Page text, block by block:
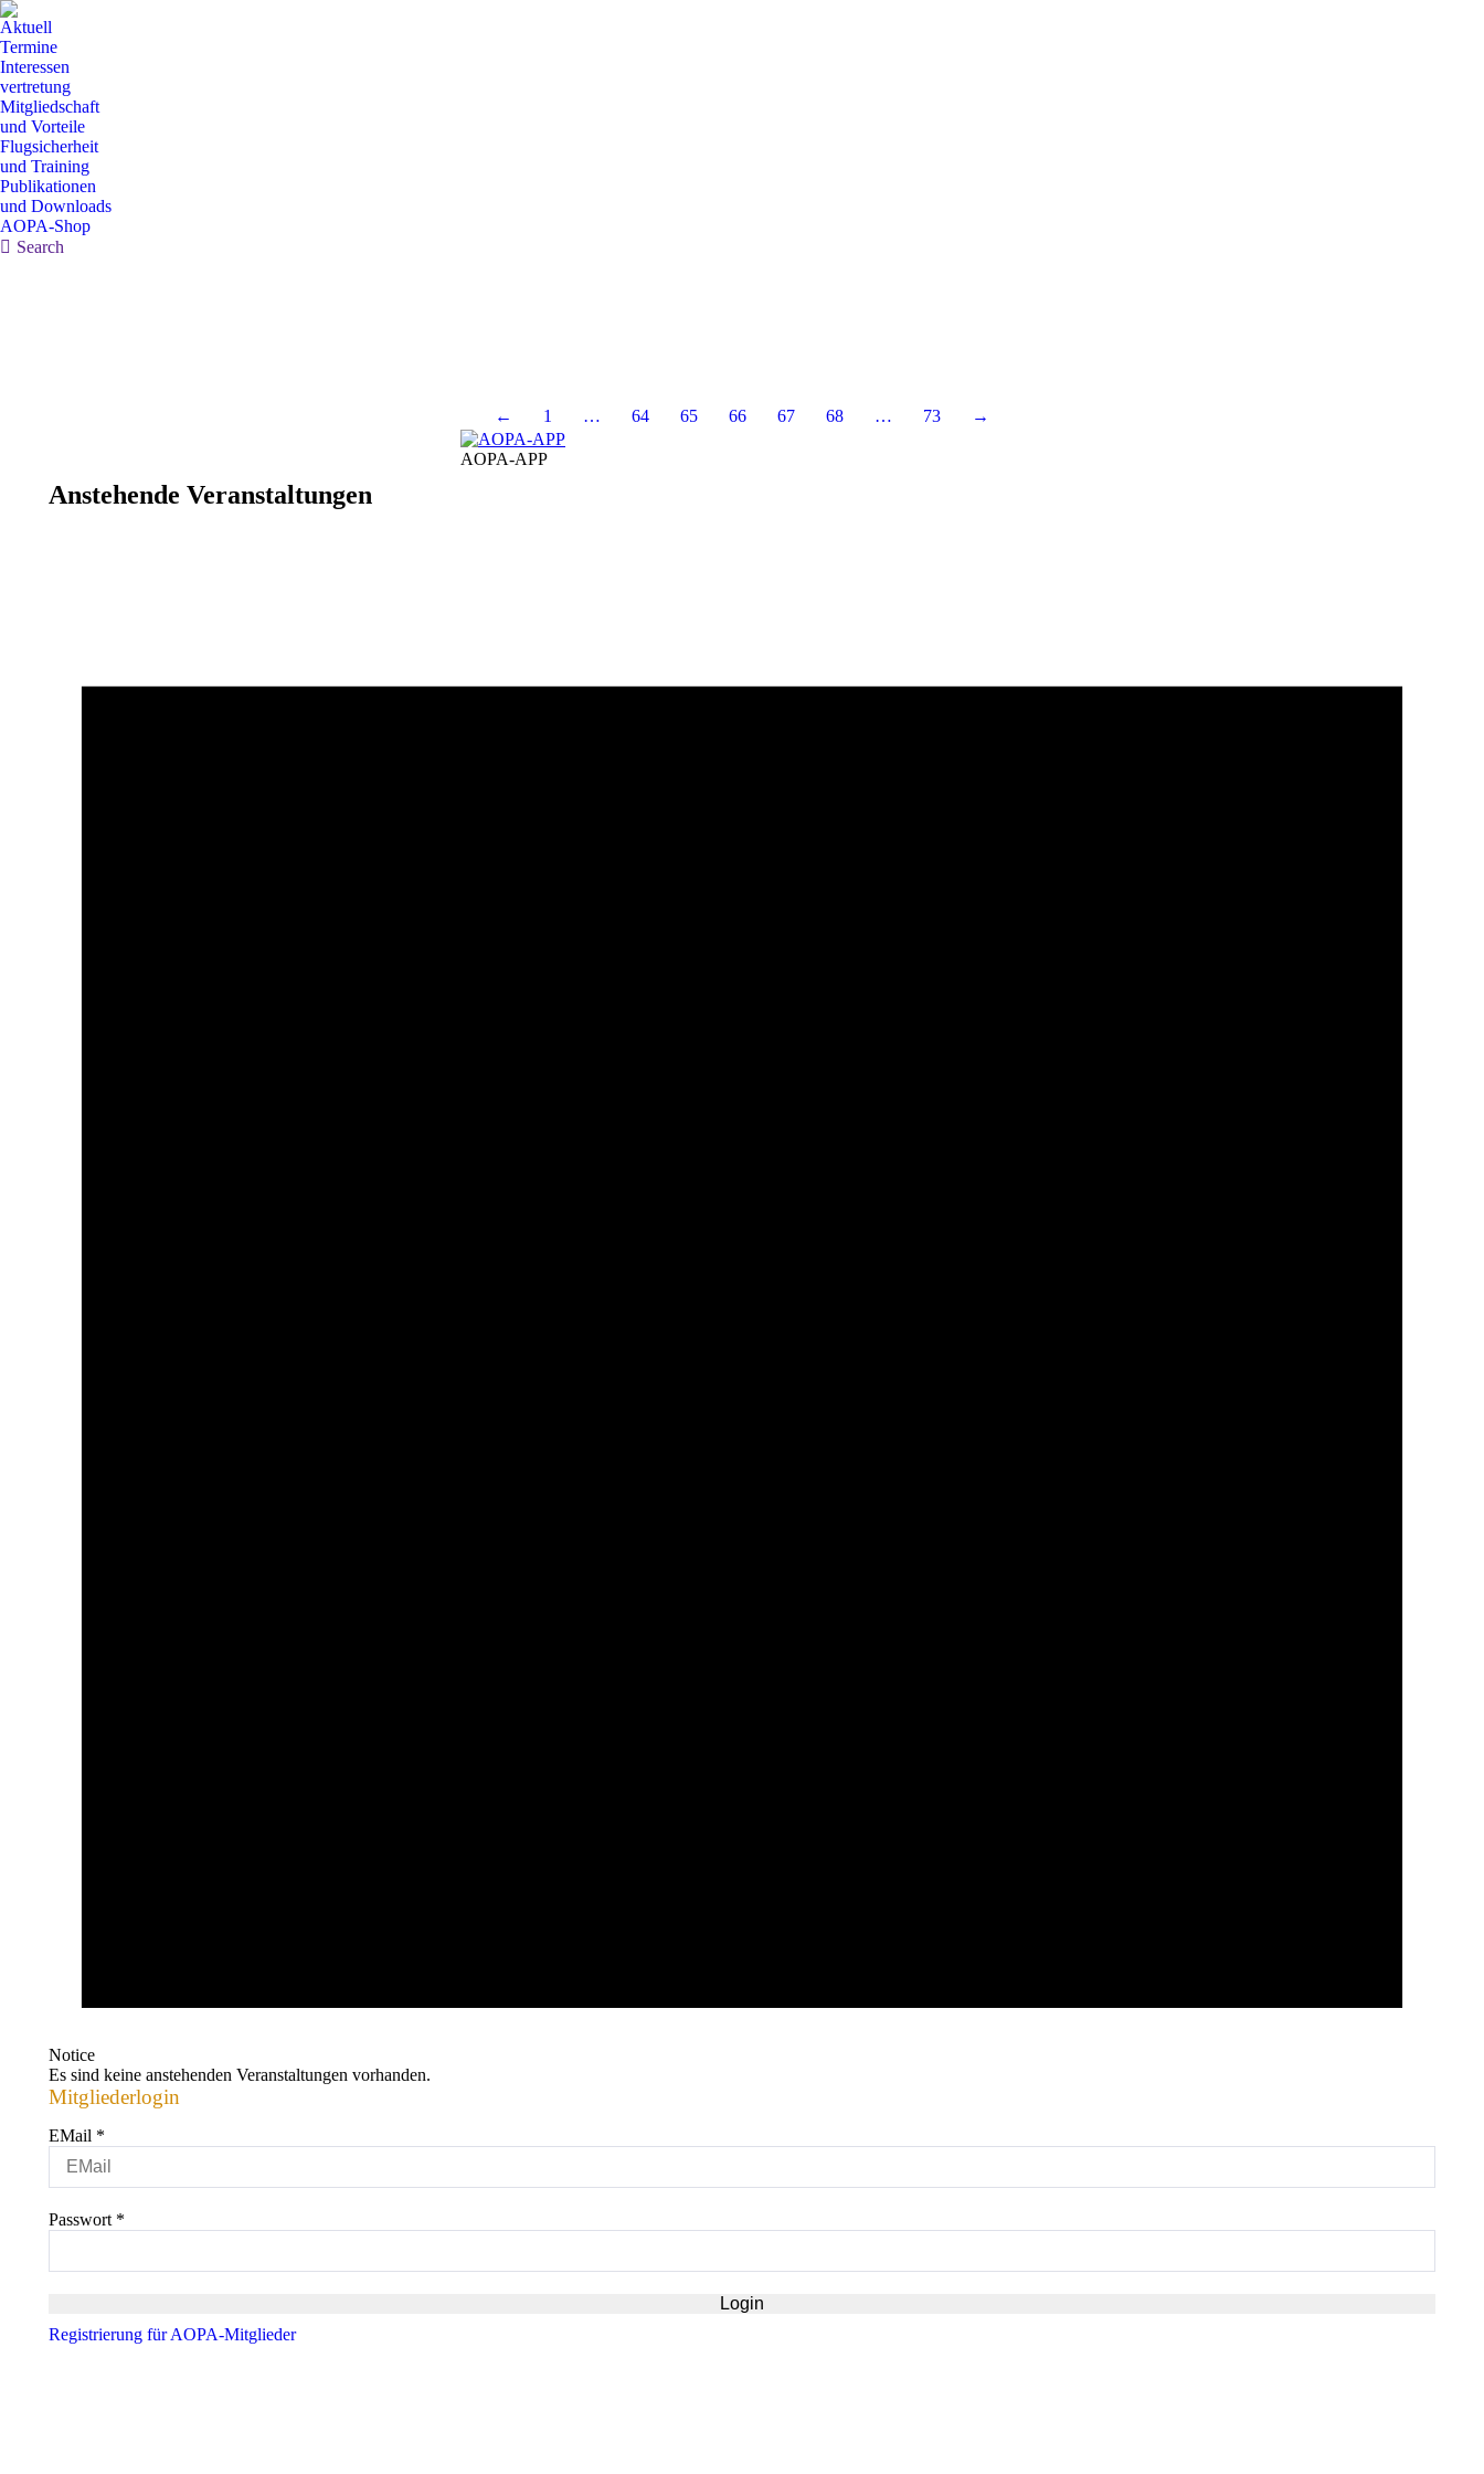
Aktuell
Termine
Interessen
vertretung
Mitgliedschaft
und Vorteile
Flugsicherheit
und Training
Publikationen
und Downloads
AOPA-Shop
Search:
Search
← 1 … 64 65 66 67 68 … 73 →
AOPA-APP
Anstehende Veranstaltungen
Notice
Es sind keine anstehenden Veranstaltungen vorhanden.
Mitgliederlogin
EMail *
Passwort *
Registrierung für AOPA-Mitglieder